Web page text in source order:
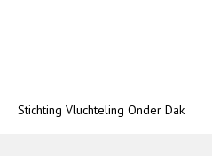
Stichting Vluchteling Onder Dak